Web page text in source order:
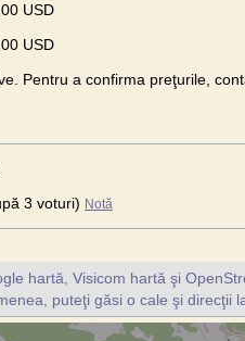
USD
USD
Pentru a confirma preţurile,
3 voturi) Notă
hartă, Visicom hartă şi
puteţi găsi o cale şi direcţii